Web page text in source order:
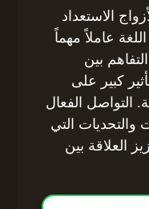
الاستعداد
عاملاً مهماً
بين
كبير على
التواصل الفعال
والتحديات التي
العلاقة بين